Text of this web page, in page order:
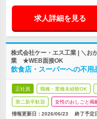
求人詳細を見る
株式会社ケー・エス工業 | ＼お
業 ★WEB面接OK
飲食店・スーパーへの不用
正社員 職種・業種未経験OK
第二新卒歓迎 女性のおしごと掲
情報更新日：2026/06/23 終了予定